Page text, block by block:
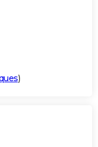
)